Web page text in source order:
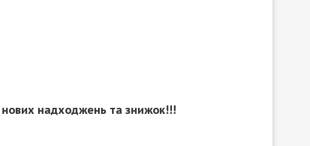
нових надходжень та знижок!!!